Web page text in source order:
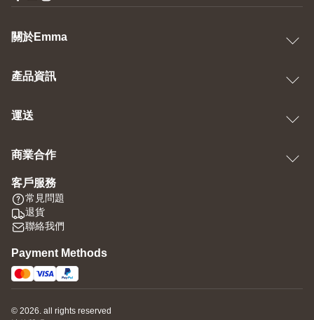
關於Emma
產品資訊
運送
商業合作
客戶服務
常見問題
退貨
聯絡我們
Payment Methods
© 2026. all rights reserved